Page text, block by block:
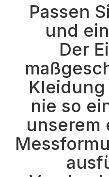
Passen
und
Der
nie so
unserem